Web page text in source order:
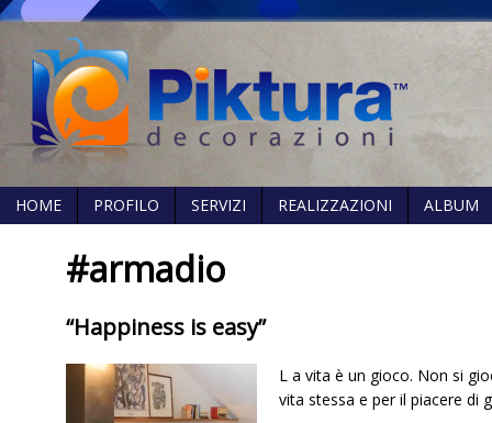
HOME PROFILO SERVIZI REALIZZAZIONI ALBUM
#armadio
“Happiness is easy”
L a vita è un gioco. Non si
vita stessa e per il piacere di